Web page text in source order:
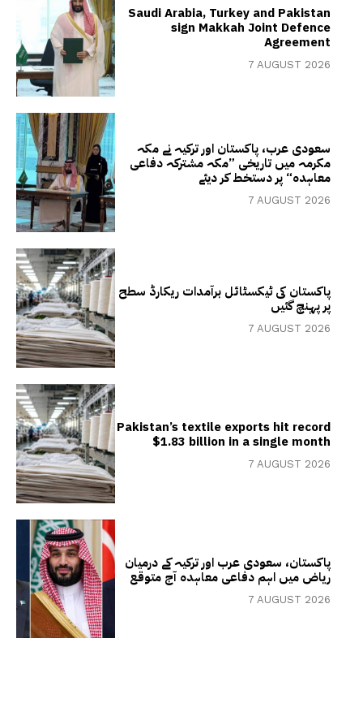
Saudi Arabia, Turkey and Pakistan
sign Makkah Joint Defence
Agreement
7 AUGUST 2026
سعودی عرب، پاکستان اور ترکیہ نے مکہ
مکرمہ میں تاریخی ”مکہ مشترکہ دفاعی
معاہدہ“ پر دستخط کر دیئے
7 AUGUST 2026
پاکستان کی ٹیکسٹائل برآمدات ریکارڈ سطح
پر پہنچ گئیں
7 AUGUST 2026
Pakistan’s textile exports hit record
$1.83 billion in a single month
7 AUGUST 2026
پاکستان، سعودی عرب اور ترکیہ کے درمیان
ریاض میں اہم دفاعی معاہدہ آج متوقع
7 AUGUST 2026